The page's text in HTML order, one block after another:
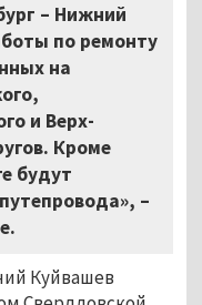
– Нижний
по ремонту
на
и Верх-
Кроме
будут
–
Куйвашев